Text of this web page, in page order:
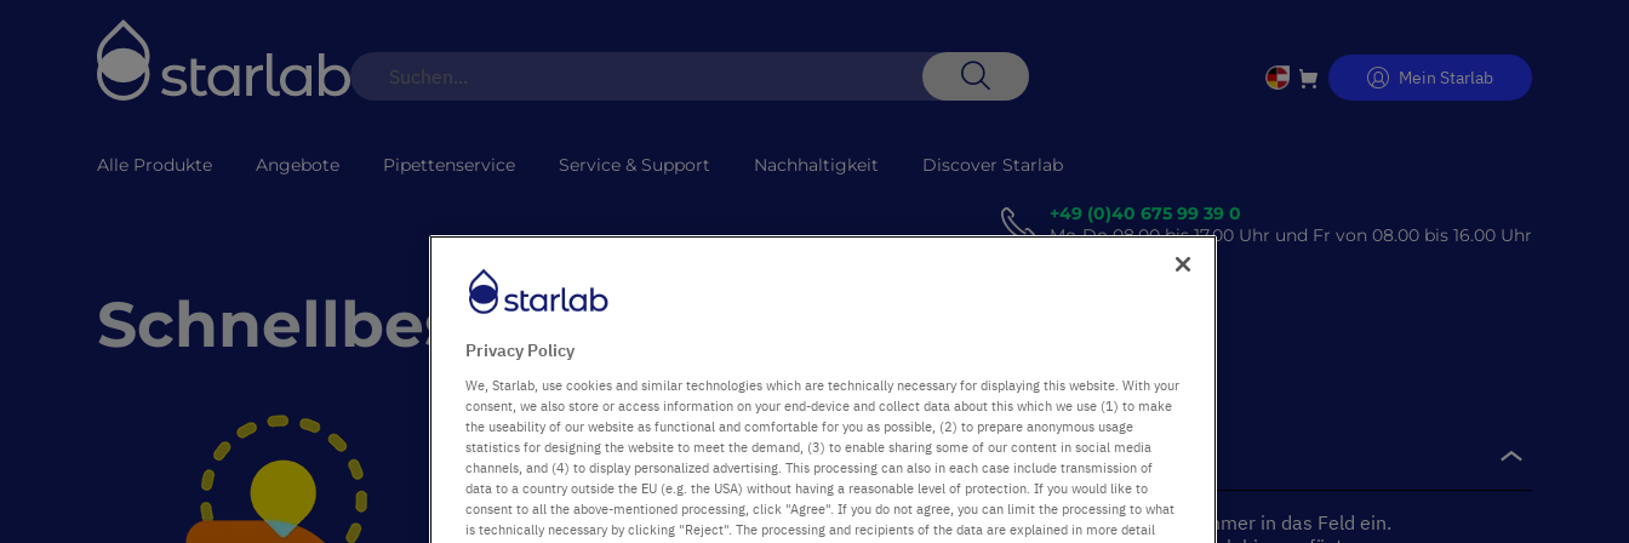
Direkt
Mein Starlab
Alle Produkte Angebote Pipettenservice Service & Support Nachhaltigkeit Discover Starlab
+49 (0)40 675 99 39 0
Mo-Do 08.00 bis 17.00 Uhr und Fr von 08.00 bis 16.00 Uhr
Schnellbestellung
Einfach und schnell bestellen!
Bestellen Sie hier einfach und schnell:geben Sie die erforderliche Starlab-Artikelnummer in das Feld ein.
Privacy Policy
We, Starlab, use cookies and similar technologies which are technically necessary for displaying this website. With your
consent, we also store or access information on your end-device and collect data about this which we use (1) to make
the useability of our website as functional and comfortable for you as possible, (2) to prepare anonymous usage
statistics for designing the website to meet the demand, (3) to enable sharing some of our content in social media
channels, and (4) to display personalized advertising. This processing can also in each case include transmission of
data to a country outside the EU (e.g. the USA) without having a reasonable level of protection. If you would like to
consent to all the above-mentioned processing, click "Agree". If you do not agree, you can limit the processing to what
is technically necessary by clicking "Reject". The processing and recipients of the data are explained in more detail